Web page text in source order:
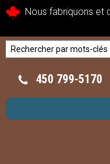
Nous fabriquons et
450 799-5170